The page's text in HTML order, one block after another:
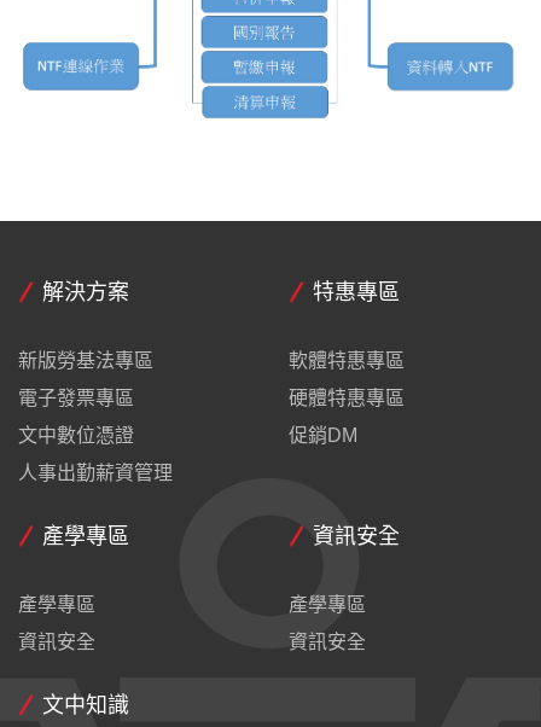
解決方案
新版勞基法專區
電子發票專區
文中數位憑證
人事出勤薪資管理
特惠專區
軟體特惠專區
硬體特惠專區
促銷DM
產學專區
產學專區
資訊安全
資訊安全
產學專區
資訊安全
文中知識